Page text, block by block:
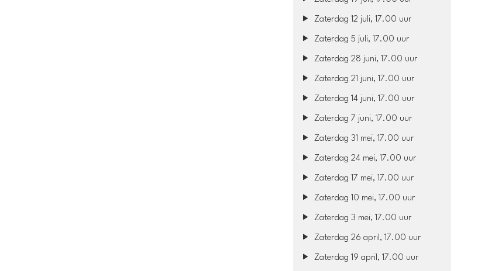
Zaterdag 12 juli, 17.00 uur
Zaterdag 5 juli, 17.00 uur
Zaterdag 28 juni, 17.00 uur
Zaterdag 21 juni, 17.00 uur
Zaterdag 14 juni, 17.00 uur
Zaterdag 7 juni, 17.00 uur
Zaterdag 31 mei, 17.00 uur
Zaterdag 24 mei, 17.00 uur
Zaterdag 17 mei, 17.00 uur
Zaterdag 10 mei, 17.00 uur
Zaterdag 3 mei, 17.00 uur
Zaterdag 26 april, 17.00 uur
Zaterdag 19 april, 17.00 uur